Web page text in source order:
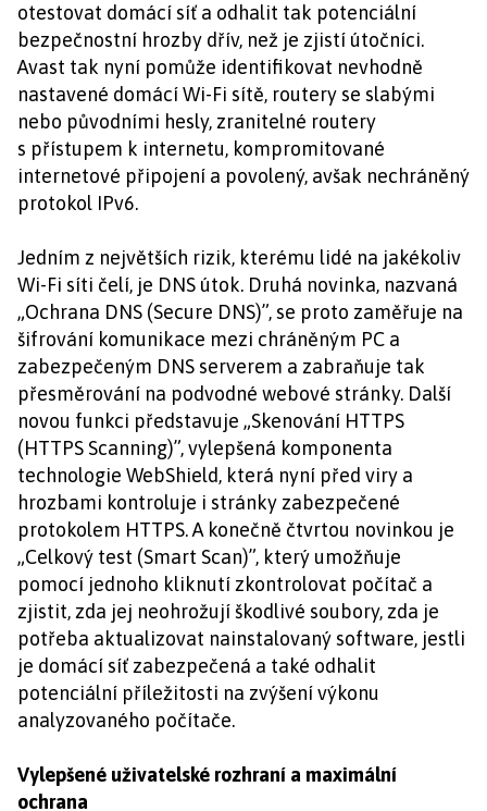
otestovat domácí síť a odhalit tak potenciální
bezpečnostní hrozby dřív, než je zjistí útočníci.
Avast tak nyní pomůže identifikovat nevhodně
nastavené domácí Wi-Fi sítě, routery se slabými
nebo původními hesly, zranitelné routery
s přístupem k internetu, kompromitované
internetové připojení a povolený, avšak nechráněný
protokol IPv6.
Jedním z největších rizik, kterému lidé na jakékoliv
Wi-Fi síti čelí, je DNS útok. Druhá novinka, nazvaná
„Ochrana DNS (Secure DNS)”, se proto zaměřuje na
šifrování komunikace mezi chráněným PC a
zabezpečeným DNS serverem a zabraňuje tak
přesměrování na podvodné webové stránky. Další
novou funkci představuje „Skenování HTTPS
(HTTPS Scanning)”, vylepšená komponenta
technologie WebShield, která nyní před viry a
hrozbami kontroluje i stránky zabezpečené
protokolem HTTPS. A konečně čtvrtou novinkou je
„Celkový test (Smart Scan)”, který umožňuje
pomocí jednoho kliknutí zkontrolovat počítač a
zjistit, zda jej neohrožují škodlivé soubory, zda je
potřeba aktualizovat nainstalovaný software, jestli
je domácí síť zabezpečená a také odhalit
potenciální příležitosti na zvýšení výkonu
analyzovaného počítače.
Vylepšené uživatelské rozhraní a maximální
ochrana